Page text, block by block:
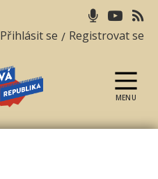
Přihlásit se / Registrovat se
republika
MENU